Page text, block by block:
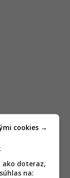
ako doteraz,
na:
cookies →